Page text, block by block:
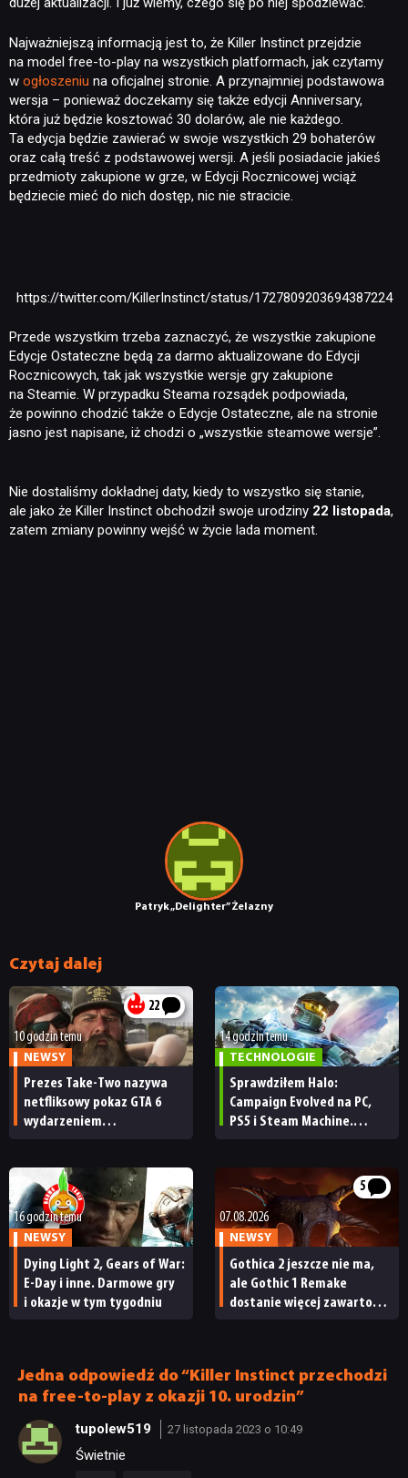
RECENZJE
JUŻ GRALIŚMY
Patryk „Delighter” Żelazny
Najważniejszą informacją jest to, że Killer Instinct przejdzie
na model free-to-play na wszystkich platformach, jak czytamy
w ogłoszeniu na oficjalnej stronie. A przynajmniej podstawowa
wersja – ponieważ doczekamy się także edycji Anniversary,
która już będzie kosztować 30 dolarów, ale nie każdego.
Ta edycja będzie zawierać w swoje wszystkich 29 bohaterów
oraz całą treść z podstawowej wersji. A jeśli posiadacie jakieś
przedmioty zakupione w grze, w Edycji Rocznicowej wciąż
będziecie mieć do nich dostęp, nic nie stracicie.
https://twitter.com/KillerInstinct/status/1727809203694387224
Przede wszystkim trzeba zaznaczyć, że wszystkie zakupione
Edycje Ostateczne będą za darmo aktualizowane do Edycji
Rocznicowych, tak jak wszystkie wersje gry zakupione
na Steamie. W przypadku Steama rozsądek podpowiada,
że powinno chodzić także o Edycje Ostateczne, ale na stronie
jasno jest napisane, iż chodzi o „wszystkie steamowe wersje”.
Nie dostaliśmy dokładnej daty, kiedy to wszystko się stanie,
ale jako że Killer Instinct obchodził swoje urodziny 22 listopada,
zatem zmiany powinny wejść w życie lada moment.
Czytaj dalej
22
10 godzin temu
NEWSY
Prezes Take-Two nazywa
netfliksowy pokaz GTA 6
wydarzeniem
ma subskrybentów
14 godzin temu
TECHNOLOGIE
Sprawdziłem Halo:
Campaign Evolved na PC,
PS5 i Steam Machine.
[RECENZJA TECHNICZNA]
16 godzin temu
NEWSY
Dying Light 2, Gears of War:
E-Day i inne. Darmowe gry
i okazje w tym tygodniu
5
07.08.2026
NEWSY
Gothica 2 jeszcze nie ma,
ale Gothic 1 Remake
dostanie więcej zawartości.
Jedna odpowiedź do “Killer Instinct przechodzi
na free-to-play z okazji 10. urodzin”
tupolew519 27 listopada 2023 o 10:49
Świetnie